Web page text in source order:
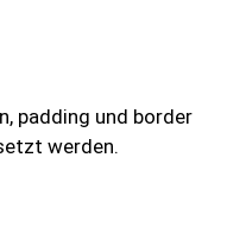
padding und border
werden.